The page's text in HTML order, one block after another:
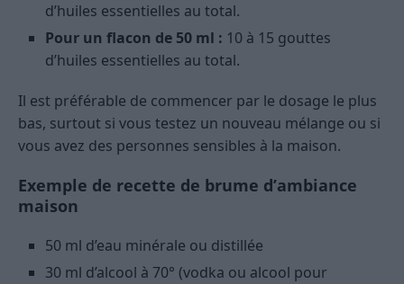
d’huiles essentielles au total.
Pour un flacon de 50 ml : 10 à 15 gouttes
d’huiles essentielles au total.
Il est préférable de commencer par le dosage le plus
bas, surtout si vous testez un nouveau mélange ou si
vous avez des personnes sensibles à la maison.
Exemple de recette de brume d’ambiance
maison
50 ml d’eau minérale ou distillée
30 ml d’alcool à 70° (vodka ou alcool pour